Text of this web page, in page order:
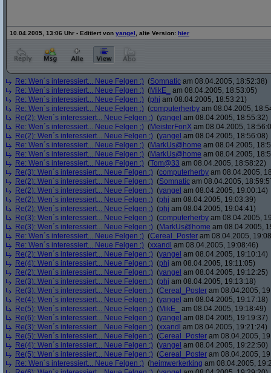
10.04.2005, 13:06 Uhr - Editiert von yangel , alte Version: hier
Re: Wen´s interessiert... Neue Felgen ;) (Somnatic am 08.04.2005, 18:52:38)
Re: Wen´s interessiert... Neue Felgen ;) (MikE_
am 08.04.2005, 18:53:05)
Re: Wen´s interessiert... Neue Felgen ;) (phj am 08.04.2005, 18:53:21)
Re: Wen´s interessiert... Neue Felgen ;) (computerherby am 08.04.2005,
Re(2): Wen´s interessiert... Neue Felgen ;) (yangel am 08.04.2005, 18:55:32)
Re: Wen´s interessiert... Neue Felgen ;) (MeisterFonX am 08.04.2005,
Re(2): Wen´s interessiert... Neue Felgen ;) (yangel am 08.04.2005, 18:56:08)
Re: Wen´s interessiert... Neue Felgen ;) (MarkUs@home am 08.04.2005,
Re: Wen´s interessiert... Neue Felgen ;) (MarkUs@home am 08.04.2005,
Re: Wen´s interessiert... Neue Felgen ;) (Tom@33 am 08.04.2005, 18:58:22)
Re(3): Wen´s interessiert... Neue Felgen ;) (computerherby am 08.04.2005,
Re(2): Wen´s interessiert... Neue Felgen ;) (Somnatic am 08.04.2005,
Re(2): Wen´s interessiert... Neue Felgen ;) (yangel am 08.04.2005, 19:00:14)
Re(2): Wen´s interessiert... Neue Felgen ;) (phj am 08.04.2005, 19:03:39)
Re(2): Wen´s interessiert... Neue Felgen ;) (phj am 08.04.2005, 19:04:41)
Re(3): Wen´s interessiert... Neue Felgen ;) (computerherby am 08.04.2005,
Re(3): Wen´s interessiert... Neue Felgen ;) (MarkUs@home am 08.04.2005,
Re: Wen´s interessiert... Neue Felgen ;) (Cereal_Poster am 08.04.2005,
Re: Wen´s interessiert... Neue Felgen ;) (xxandl am 08.04.2005, 19:08:46)
Re(2): Wen´s interessiert... Neue Felgen ;) (yangel am 08.04.2005, 19:10:14)
Re(4): Wen´s interessiert... Neue Felgen ;) (phj am 08.04.2005, 19:11:05)
Re(2): Wen´s interessiert... Neue Felgen ;) (yangel am 08.04.2005, 19:12:25)
Re(3): Wen´s interessiert... Neue Felgen ;) (phj am 08.04.2005, 19:13:18)
Re(3): Wen´s interessiert... Neue Felgen ;) (Cereal_Poster am 08.04.2005,
Re(4): Wen´s interessiert... Neue Felgen ;) (yangel am 08.04.2005, 19:17:18)
Re(5): Wen´s interessiert... Neue Felgen ;) (MikE_
am 08.04.2005, 19:18:49)
Re(6): Wen´s interessiert... Neue Felgen ;) (yangel am 08.04.2005, 19:19:37)
Re(3): Wen´s interessiert... Neue Felgen ;) (xxandl am 08.04.2005, 19:21:24)
Re(5): Wen´s interessiert... Neue Felgen ;) (Cereal_Poster am 08.04.2005,
Re(4): Wen´s interessiert... Neue Felgen ;) (yangel am 08.04.2005, 19:22:50)
Re(5): Wen´s interessiert... Neue Felgen ;) (Cereal_Poster am 08.04.2005,
Re: Wen´s interessiert... Neue Felgen ;) (heimwerkerking am 08.04.2005,